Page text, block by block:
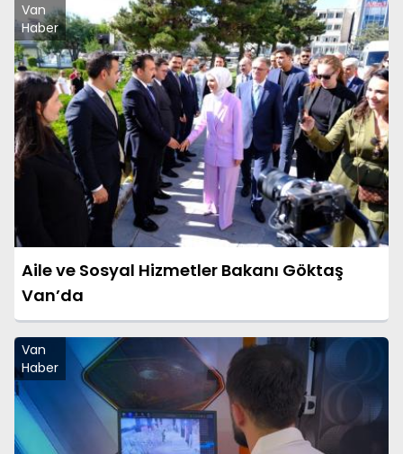
Van
Haber
Aile ve Sosyal Hizmetler Bakanı Göktaş
Van’da
Van
Haber